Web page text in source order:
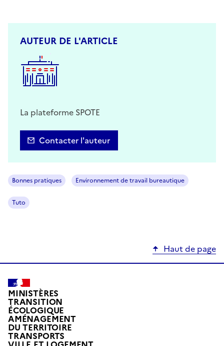
AUTEUR DE L'ARTICLE
La plateforme SPOTE
Contacter l'auteur
Bonnes pratiques Environnement de travail bureautique
Tuto
Haut de page
MINISTÈRES
TRANSITION
ÉCOLOGIQUE
AMÉNAGEMENT
DU TERRITOIRE
TRANSPORTS